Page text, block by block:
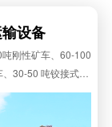
设备
刚性矿车、60-100
30-50 吨铰接式自
天运输装备，与矿挖
完美组合。